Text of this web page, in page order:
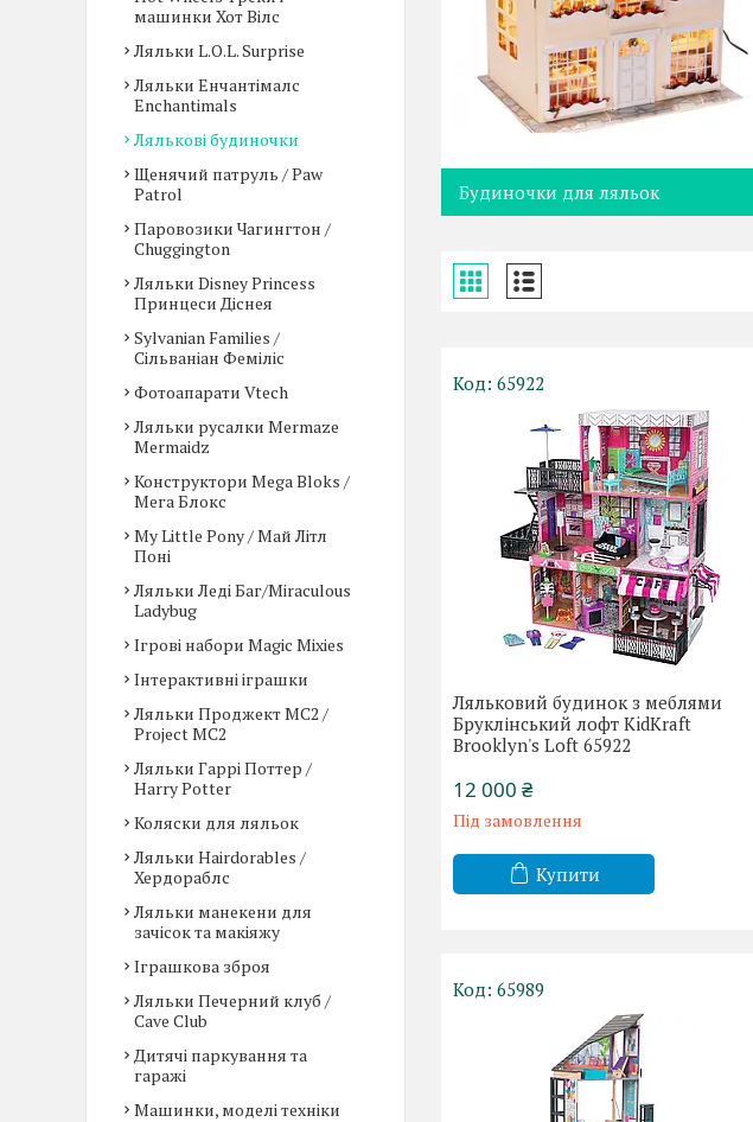
Будиночки для ляльок
65922
Ляльковий будинок з меблями
Бруклінський лофт KidKraft
Brooklyn's Loft 65922
12 000 ₴
Під замовлення
Купити
65989
машинки Хот Вілс
Ляльки L.O.L. Surprise
Ляльки Енчантімалс
Enchantimals
Лялькові будиночки
Щенячий патруль / Paw
Patrol
Паровозики Чагингтон /
Chuggіngton
Ляльки Disney Princess
Принцеси Діснея
Sylvanian Families /
Сільваніан Феміліс
Фотоапарати Vtech
Ляльки русалки Mermaze
Mermaidz
Конструктори Mega Bloks /
Мега Блокс
My Little Pony / Май Літл
Поні
Ляльки Леді Баг/Miraculous
Ladybug
Ігрові набори Magic Mixies
Інтерактивні іграшки
Ляльки Проджект МС2 /
Project MC2
Ляльки Гаррі Поттер /
Harry Potter
Коляски для ляльок
Ляльки Hairdorables /
Хердораблс
Ляльки манекени для
зачісок та макіяжу
Іграшкова зброя
Ляльки Печерний клуб /
Cave Club
Дитячі паркування та
гаражі
Машинки, моделі техніки